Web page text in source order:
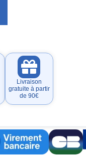
Livraison
gratuite à partir
de 90€